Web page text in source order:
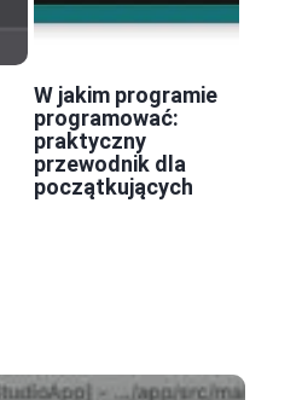
W jakim programie
programować:
praktyczny
przewodnik dla
początkujących